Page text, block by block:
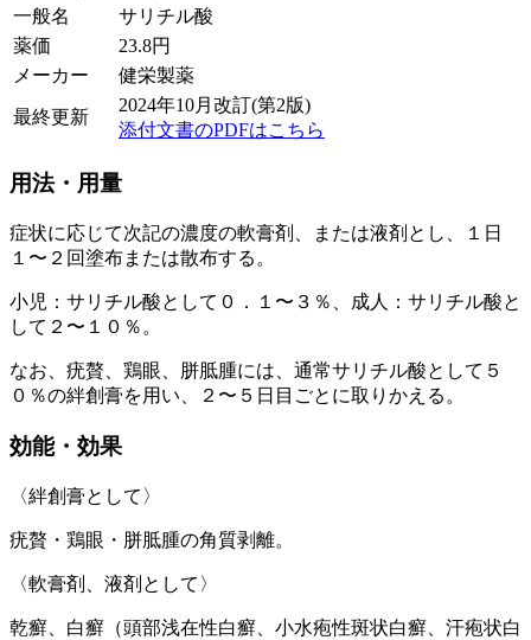
一般名
サリチル酸
薬価
23.8円
メーカー
健栄製薬
最終更新
2024年10月改訂(第2版)
添付文書のPDFはこちら
用法・用量
症状に応じて次記の濃度の軟膏剤、または液剤とし、１日
１〜２回塗布または散布する。
小児：サリチル酸として０．１〜３％、成人：サリチル酸と
して２〜１０％。
なお、疣贅、鶏眼、胼胝腫には、通常サリチル酸として５
０％の絆創膏を用い、２〜５日目ごとに取りかえる。
効能・効果
〈絆創膏として〉
疣贅・鶏眼・胼胝腫の角質剥離。
〈軟膏剤、液剤として〉
乾癬、白癬（頭部浅在性白癬、小水疱性斑状白癬、汗疱状白